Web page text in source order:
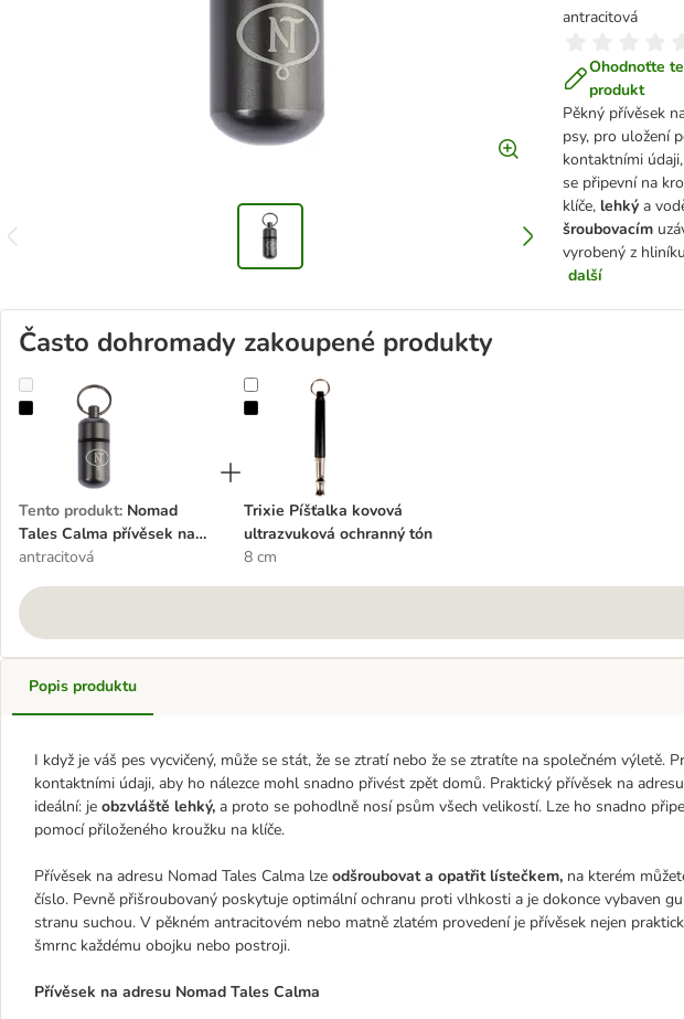
antracitová
Ohodnoťte
produkt
Pěkný přívěsek
psy, pro uložení
kontaktními
se připevní na
klíče, lehký a
šroubovacím
vyrobený z
další
Často dohromady zakoupené produkty
Nomad Tales Calma přívěsek na adresu
Tento produkt: Nomad
Tales Calma přívěsek na
adresu
antracitová
Trixie Píšťalka kovová ultrazvuková ochranný tón
Trixie Píšťalka kovová
ultrazvuková ochranný tón
8 cm
Popis produktu
I když je váš pes vycvičený, může se stát, že se ztratí nebo že se ztratíte na společném výletě.
kontaktními údaji, aby ho nálezce mohl snadno přivést zpět domů. Praktický přívěsek na
ideální: je obzvláště lehký, a proto se pohodlně nosí psům všech velikostí. Lze ho snadno
pomocí přiloženého kroužku na klíče.
Přívěsek na adresu Nomad Tales Calma lze odšroubovat a opatřit lístečkem, na kterém
číslo. Pevně přišroubovaný poskytuje optimální ochranu proti vlhkosti a je dokonce vybaven
stranu suchou. V pěkném antracitovém nebo matně zlatém provedení je přívěsek nejen
šmrnc každému obojku nebo postroji.
Přívěsek na adresu Nomad Tales Calma